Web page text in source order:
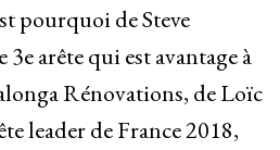
pourquoi de Steve
arête qui est avantage à
Rénovations, de Loïc
leader de France 2018,